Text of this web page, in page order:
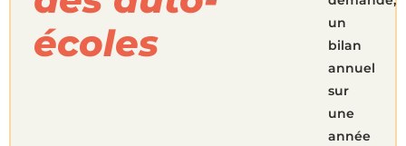
écoles
un
bilan
annuel
sur
une
année